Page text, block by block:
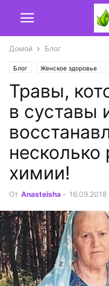
Домой Блог
Блог Женское здоровье
Травы,
в суставы
несколько
химии!
От Anasteisha - 16.09.2018